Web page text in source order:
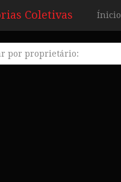
Coletivas Ínicio